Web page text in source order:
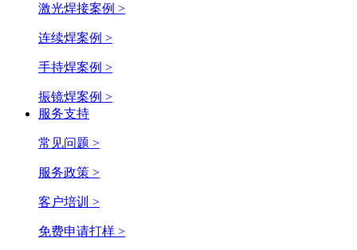
激光焊接案例 >
连续焊案例 >
手持焊案例 >
振镜焊案例 >
服务支持
常见问题 >
服务政策 >
客户培训 >
免费申请打样 >